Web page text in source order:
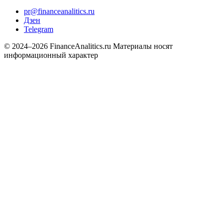
pr@financeanalitics.ru
Дзен
Telegram
© 2024–2026 FinanceAnalitics.ru Материалы носят
информационный характер